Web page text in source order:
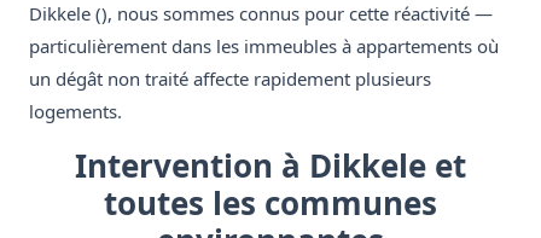
Dikkele (), nous sommes connus pour cette réactivité —
particulièrement dans les immeubles à appartements où
un dégât non traité affecte rapidement plusieurs
logements.
Intervention à Dikkele et
toutes les communes